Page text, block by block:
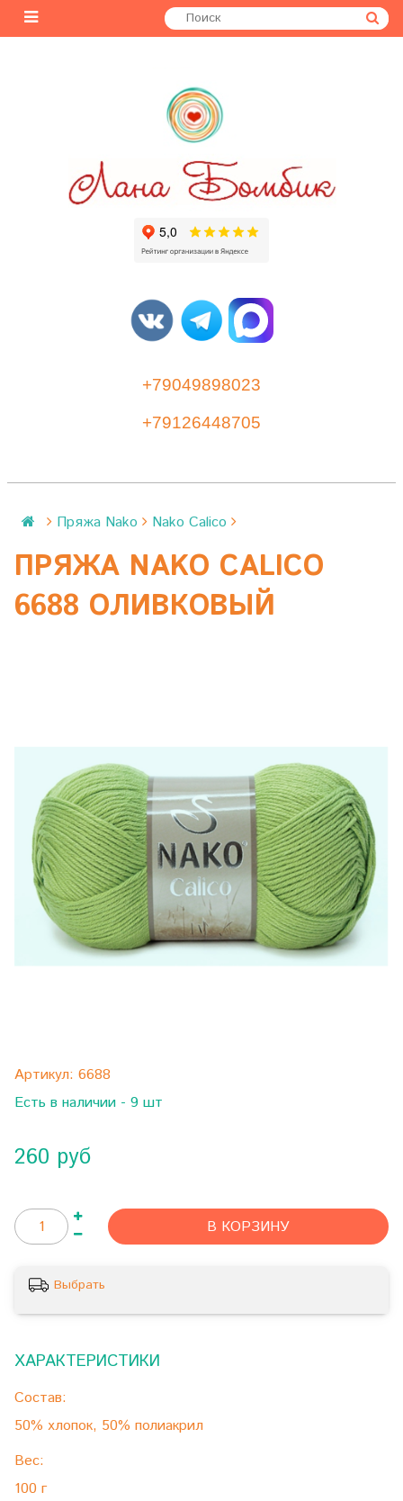
+79049898023
+79126448705
Пряжа Nako Nako Calico
ПРЯЖА NAKO CALICO
6688 ОЛИВКОВЫЙ
Артикул: 6688
Есть в наличии - 9 шт
260 руб
В КОРЗИНУ
Выбрать
ХАРАКТЕРИСТИКИ
Состав:
50% хлопок, 50% полиакрил
Вес:
100 г